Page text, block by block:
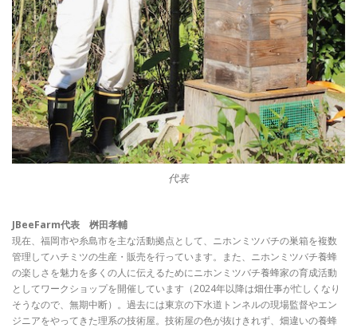
代表
JBeeFarm代表 桝田孝輔
現在、福岡市や糸島市を主な活動拠点として、ニホンミツバチの巣箱を複数
管理してハチミツの生産・販売を行っています。また、ニホンミツバチ養蜂
の楽しさを魅力を多くの人に伝えるためにニホンミツバチ養蜂家の育成活動
としてワークショップを開催しています（2024年以降は畑仕事が忙しくなり
そうなので、無期中断）。過去には東京の下水道トンネルの現場監督やエン
ジニアをやってきた理系の技術屋。技術屋の色が抜けきれず、畑違いの養蜂